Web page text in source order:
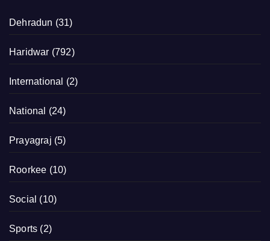
Dehradun (31)
Haridwar (792)
International (2)
National (24)
Prayagraj (5)
Roorkee (10)
Social (10)
Sports (2)